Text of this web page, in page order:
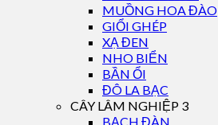
MUỒNG HOA ĐÀO
GIỔI GHÉP
XẠ ĐEN
NHO BIỂN
BẦN ỔI
ĐÔ LA BẠC
CÂY LÂM NGHIỆP 3
BẠCH ĐÀN